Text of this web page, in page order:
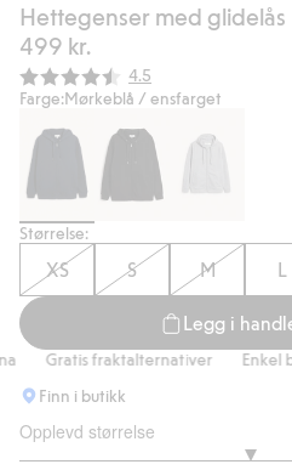
Hettegenser med glidelås
499 kr.
4.5
Farge:Mørkeblå / ensfarget
Størrelse:
XS S M L
Legg i
Gratis fraktalternativer Enkel
Finn i butikk
Opplevd størrelse